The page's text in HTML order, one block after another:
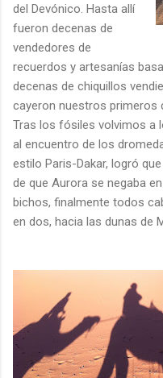
del Devónico. Hasta allí
fueron decenas de
vendedores de
recuerdos y artesanías
decenas de chiquillos
cayeron nuestros primeros
Tras los fósiles volvimos a
al encuentro de los
estilo Paris-Dakar, logró
de que Aurora se negaba
bichos, finalmente todos
en dos, hacia las dunas de